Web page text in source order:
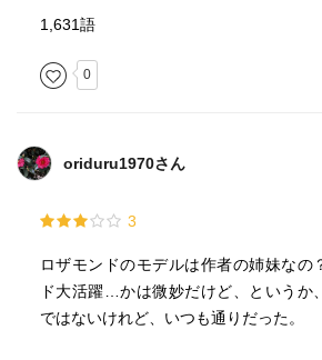
1,631語
0
oriduru1970さん
3
ロザモンドのモデルは作者の姉妹なの
ド大活躍…かは微妙だけど、というか
ではないけれど、いつも通りだった。